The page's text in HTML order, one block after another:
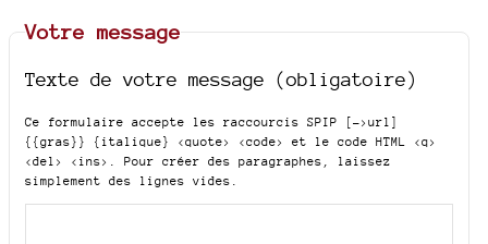
Votre message
Texte de votre message (obligatoire)
Ce formulaire accepte les raccourcis SPIP
[->url]
{{gras}} {italique} <quote> <code>
et le code HTML <q>
<del> <ins>
. Pour créer des paragraphes, laissez
simplement des lignes vides.